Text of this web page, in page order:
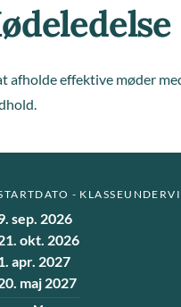
afholde effektive møder
-
sep. 2026
okt. 2026
apr. 2027
maj 2027